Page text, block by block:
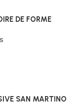
DE FORME
SAN MARTINO